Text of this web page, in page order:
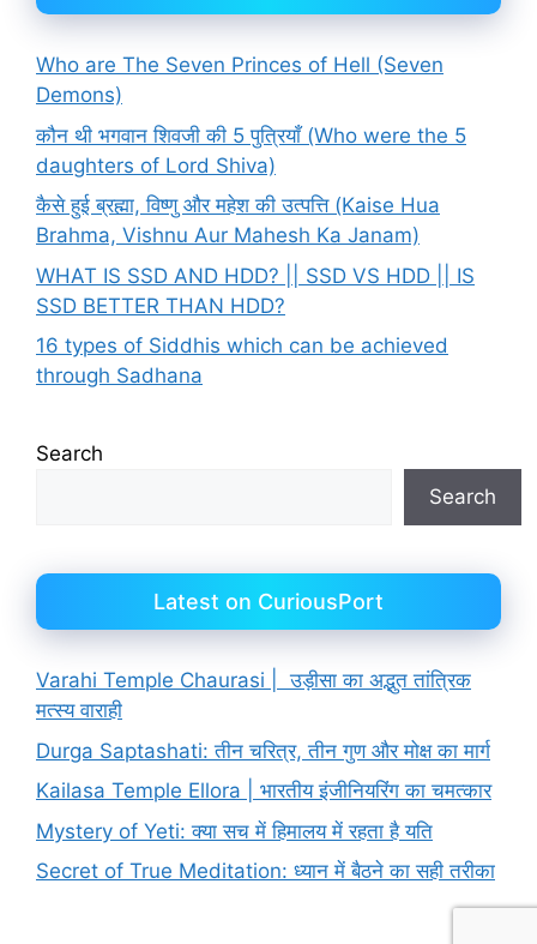
Who are The Seven Princes of Hell (Seven
Demons)
कौन थी भगवान शिवजी की 5 पुत्रियाँ (Who were the 5
daughters of Lord Shiva)
कैसे हुई ब्रह्मा, विष्णु और महेश की उत्पत्ति (Kaise Hua
Brahma, Vishnu Aur Mahesh Ka Janam)
WHAT IS SSD AND HDD? || SSD VS HDD || IS
SSD BETTER THAN HDD?
16 types of Siddhis which can be achieved
through Sadhana
Search
Search
Latest on CuriousPort
Varahi Temple Chaurasi | उड़ीसा का अद्भुत तांत्रिक
मत्स्य वाराही
Durga Saptashati: तीन चरित्र, तीन गुण और मोक्ष का मार्ग
Kailasa Temple Ellora | भारतीय इंजीनियरिंग का चमत्कार
Mystery of Yeti: क्या सच में हिमालय में रहता है यति
Secret of True Meditation: ध्यान में बैठने का सही तरीका